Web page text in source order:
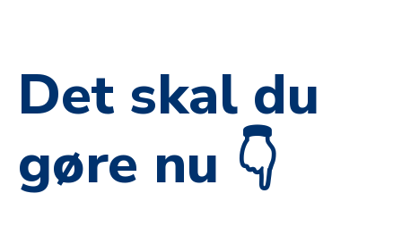
Det skal du
gøre nu 👇